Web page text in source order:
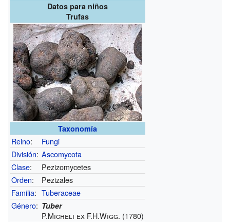
Datos para niños
Trufas
Taxonomía
Reino:
Fungi
División: Ascomycota
Clase:
Pezizomycetes
Orden:
Pezizales
Familia: Tuberaceae
Género: Tuber
P.Micheli ex F.H.Wigg. (1780)